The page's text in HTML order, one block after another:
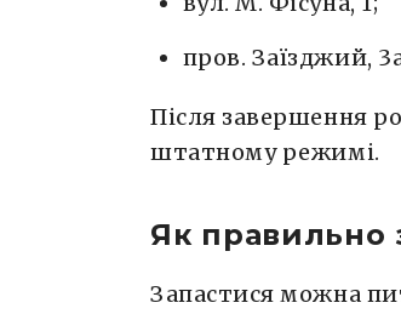
пров. Заїзджий,
Після завершення
штатному режимі.
Як правильно
Запастися можна